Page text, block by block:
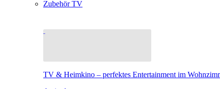
Zubehör TV
TV & Heimkino – perfektes Entertainment im